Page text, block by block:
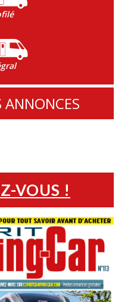
ANNONCES
VOUS !